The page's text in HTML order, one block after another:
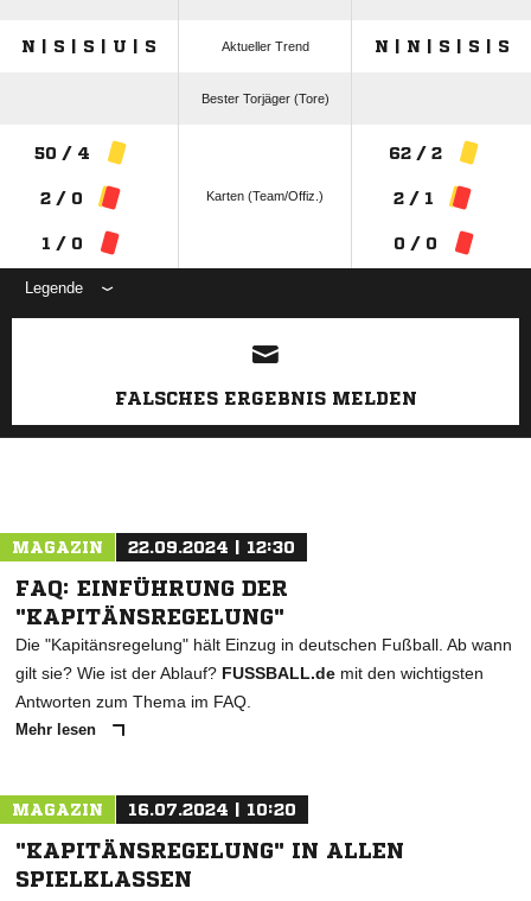
N | S | S | U | S Aktueller Trend N | N | S | S | S
Bester Torjäger (Tore)
50 / 4
2 / 0
1 / 0
Karten (Team/Offiz.)
62 / 2
2 / 1
0 / 0
Legende
ANZEIGE
FALSCHES ERGEBNIS MELDEN
MAGAZIN 22.09.2024 | 12:30
FAQ: EINFÜHRUNG DER
"KAPITÄNSREGELUNG"
Die "Kapitänsregelung" hält Einzug in deutschen Fußball. Ab wann
gilt sie? Wie ist der Ablauf? FUSSBALL.de mit den wichtigsten
Antworten zum Thema im FAQ.
Mehr lesen
MAGAZIN 16.07.2024 | 10:20
"KAPITÄNSREGELUNG" IN ALLEN
SPIELKLASSEN